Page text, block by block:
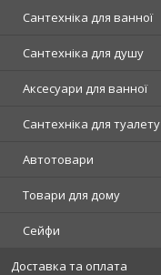
Сантехніка для ванної
Сантехніка для душу
Аксесуари для ванної
Сантехніка для туалету
Автотовари
Товари для дому
Сейфи
Доставка та оплата